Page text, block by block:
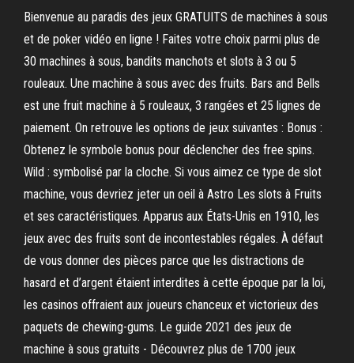
Bienvenue au paradis des jeux GRATUITS de machines à sous
et de poker vidéo en ligne ! Faites votre choix parmi plus de
30 machines à sous, bandits manchots et slots à 3 ou 5
rouleaux. Une machine à sous avec des fruits. Bars and Bells
est une fruit machine à 5 rouleaux, 3 rangées et 25 lignes de
paiement. On retrouve les options de jeux suivantes : Bonus :
Obtenez le symbole bonus pour déclencher des free spins.
Wild : symbolisé par la cloche. Si vous aimez ce type de slot
machine, vous devriez jeter un oeil à Astro Les slots à Fruits
et ses caractéristiques. Apparus aux États-Unis en 1910, les
jeux avec des fruits sont de incontestables régales. À défaut
de vous donner des pièces parce que les distractions de
hasard et d’argent étaient interdites à cette époque par la loi,
les casinos offraient aux joueurs chanceux et victorieux des
paquets de chewing-gums. Le guide 2021 des jeux de
machine à sous gratuits - Découvrez plus de 1700 jeux